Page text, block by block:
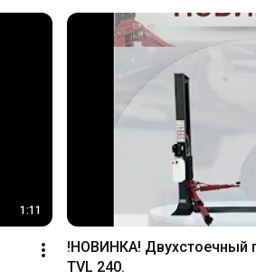
1:11
!НОВИНКА! Двухстоечный
TVL 240.